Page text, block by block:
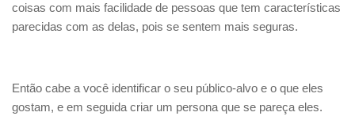
coisas com mais facilidade de pessoas que tem características
parecidas com as delas, pois se sentem mais seguras.
Então cabe a você identificar o seu público-alvo e o que eles
gostam, e em seguida criar um persona que se pareça eles.